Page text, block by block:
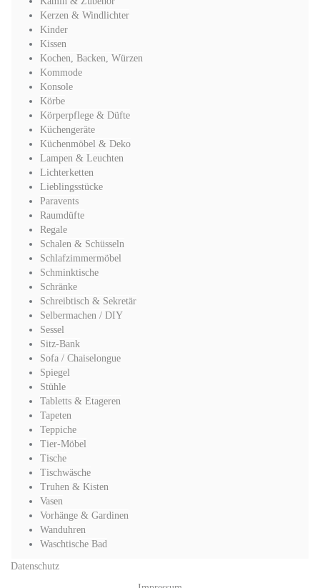
Kerzen & Windlichter
Kinder
Kissen
Kochen, Backen, Würzen
Kommode
Konsole
Körbe
Körperpflege & Düfte
Küchengeräte
Küchenmöbel & Deko
Lampen & Leuchten
Lichterketten
Lieblingsstücke
Paravents
Raumdüfte
Regale
Schalen & Schüsseln
Schlafzimmermöbel
Schminktische
Schränke
Schreibtisch & Sekretär
Selbermachen / DIY
Sessel
Sitz-Bank
Sofa / Chaiselongue
Spiegel
Stühle
Tabletts & Etageren
Tapeten
Teppiche
Tier-Möbel
Tische
Tischwäsche
Truhen & Kisten
Vasen
Vorhänge & Gardinen
Wanduhren
Waschtische Bad
Datenschutz